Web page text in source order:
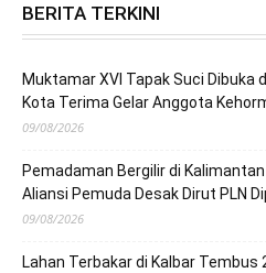
BERITA TERKINI
Muktamar XVI Tapak Suci Dibuka
Kota Terima Gelar Anggota
09/08/2026
Pemadaman Bergilir di
Aliansi Pemuda Desak Dirut PLN
09/08/2026
Lahan Terbakar di Kalbar Tembus